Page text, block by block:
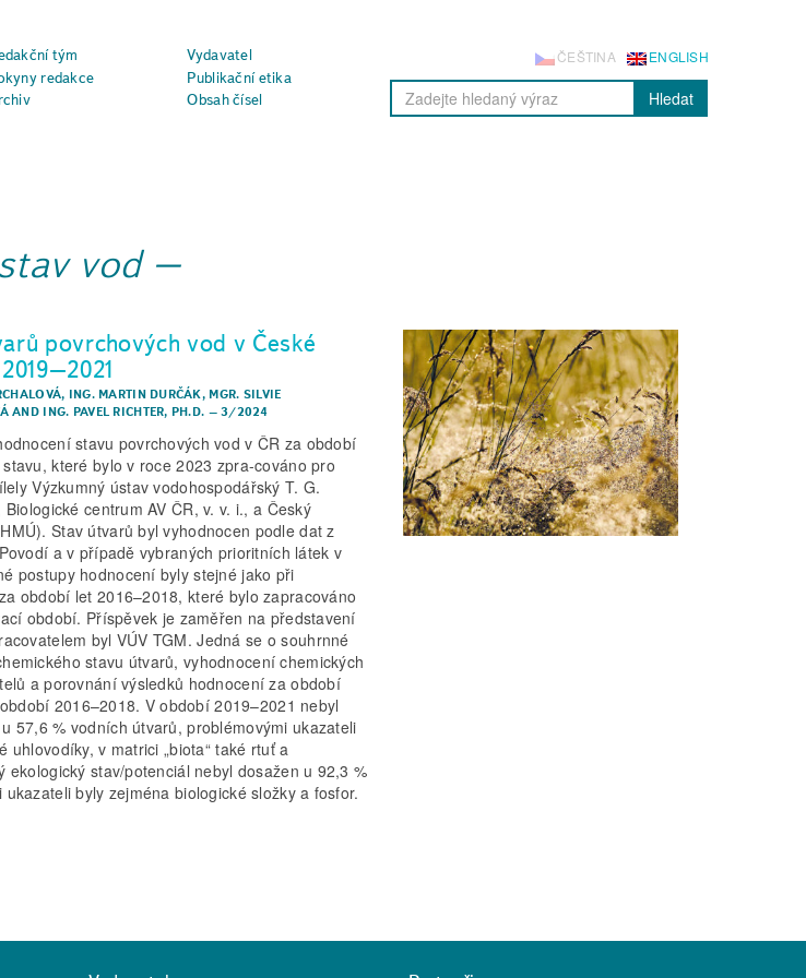
tým
Vydavatel
redakce
Publikační etika
Obsah čísel
ENGLISH
ČEŠTINA
Hledat
vod
povrchových vod v České
, ING. MARTIN DURČÁK, MGR. SILVIE
AND ING. PAVEL RICHTER, PH.D. –3/2024
stavu povrchových vod v ČR za období
které bylo v roce 2023 zpra-cováno pro
Výzkumný ústav vodohospodářský T. G.
centrum AV ČR, v. v. i., a Český
Stav útvarů byl vyhodnocen podle dat z
a v případě vybraných prioritních látek v
postupy hodnocení byly stejné jako při
období let 2016–2018, které bylo zapracováno
období. Příspěvek je zaměřen na představení
byl VÚV TGM. Jedná se o souhrnné
stavu útvarů, vyhodnocení chemických
a porovnání výsledků hodnocení za období
2016–2018. V období 2019–2021 nebyl
57,6 % vodních útvarů, problémovými ukazateli
uhlovodíky, v matrici „biota“ také rtuť a
ekologický stav/potenciál nebyl dosažen u 92,3 %
byly zejména biologické složky a fosfor.